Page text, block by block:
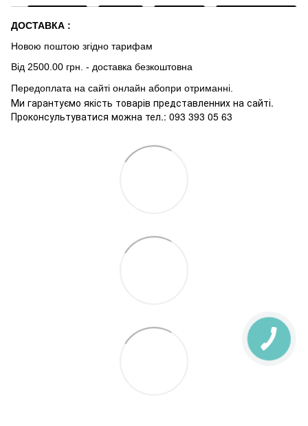
ДОСТАВКА :
Новою поштою згідно тарифам
Від 2500.00 грн. - доставка безкоштовна
Передоплата на сайті онлайн абопри отриманні.
Ми гарантуємо якість товарів представленних на сайті.
Проконсультуватися можна тел.: 093 393 05 63